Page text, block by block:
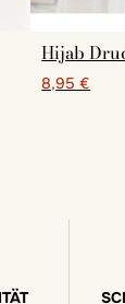
Hijab
8,95 €